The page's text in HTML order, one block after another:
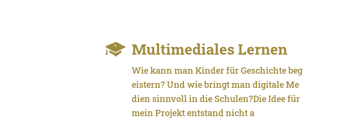
Multimediales Lernen
Wie kann man Kinder für Geschichte beg
eistern? Und wie bringt man digitale Me
dien sinnvoll in die Schulen?Die Idee für
mein Projekt entstand nicht a